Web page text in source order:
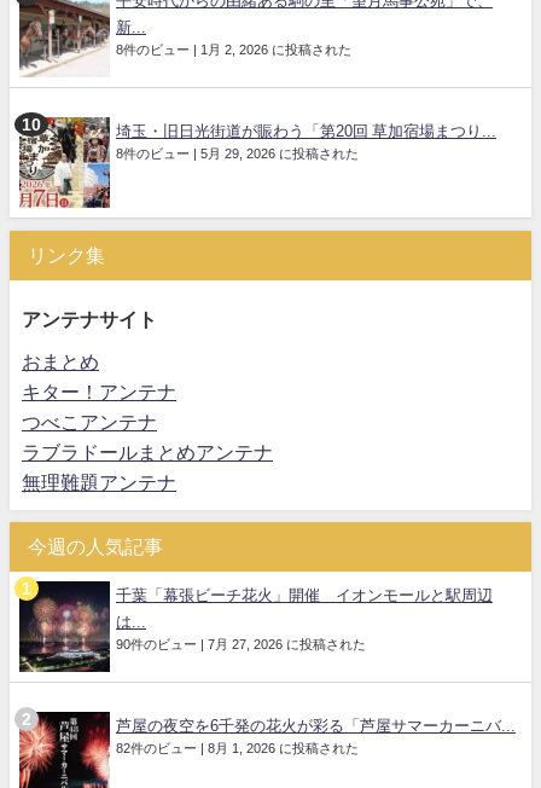
新...
8件のビュー 1月 2, 2026 に投稿された
埼玉・旧日光街道が賑わう「第20回 草加宿場まつり...
8件のビュー 5月 29, 2026 に投稿された
リンク集
アンテナサイト
おまとめ
キター！アンテナ
つべこアンテナ
ラブラドールまとめアンテナ
無理難題アンテナ
今週の人気記事
千葉「幕張ビーチ花火」開催 イオンモールと駅周辺
は...
90件のビュー 7月 27, 2026 に投稿された
芦屋の夜空を6千発の花火が彩る「芦屋サマーカーニバ...
82件のビュー 8月 1, 2026 に投稿された